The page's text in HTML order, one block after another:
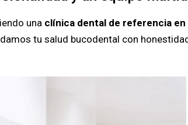
una clínica dental de referencia en
tu salud bucodental con